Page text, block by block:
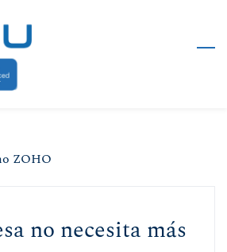
ZOHO
no necesita más